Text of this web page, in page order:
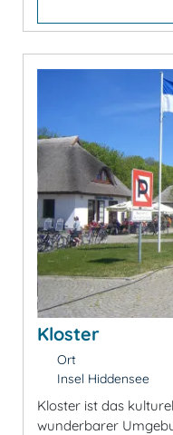
Kloster
Ort
Insel Hiddensee
Kloster ist das
wunderbarer